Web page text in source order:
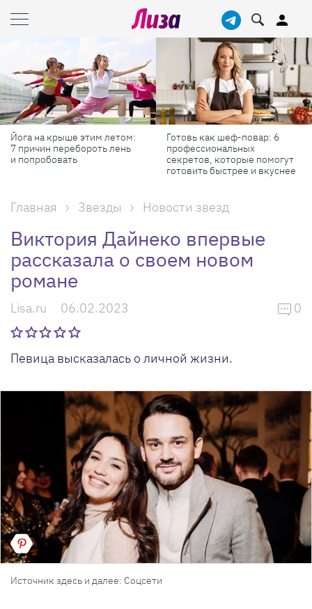
Йога на крыше этим летом:
7 причин перебороть лень
и попробовать
Готовь как шеф-повар: 6
профессиональных
секретов, которые помогут
готовить быстрее и вкуснее
Главная Звезды Новости звезд
Виктория Дайнеко впервые
рассказала о своем новом
романе
Lisa.ru 06.02.2023 0
Певица высказалась о личной жизни.
Источник здесь и далее: Соцсети